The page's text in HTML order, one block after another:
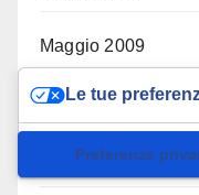
Maggio 2009
Aprile 2009
Marzo 2009
Le tue
Informativa sulla